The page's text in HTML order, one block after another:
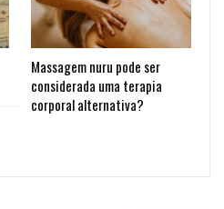
Massagem nuru pode ser
considerada uma terapia
corporal alternativa?